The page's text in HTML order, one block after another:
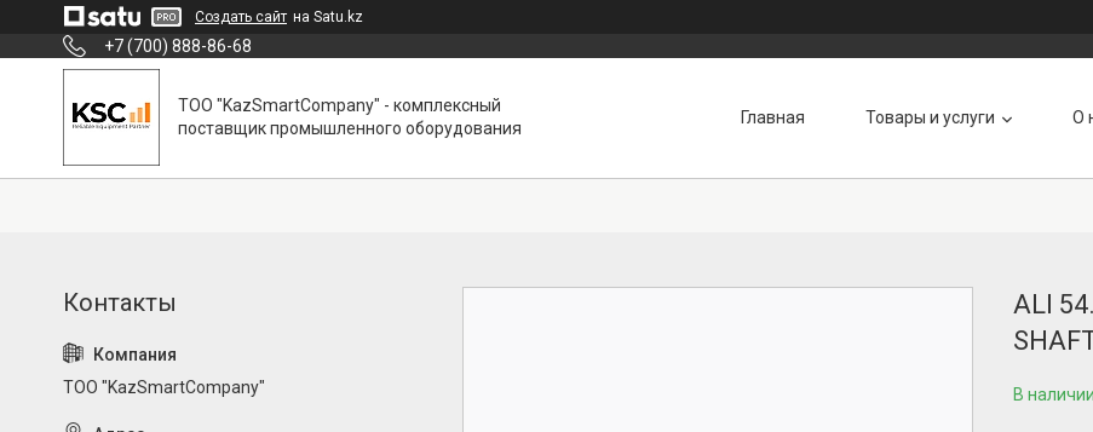
Создать сайт на Satu.kz
+7 (700) 888-86-68
ТОО "KazSmartCompany" - комплексный
поставщик промышленного оборудования
Главная Товары и услуги О
ALI
В наличии
ТОО "KazSmartCompany"